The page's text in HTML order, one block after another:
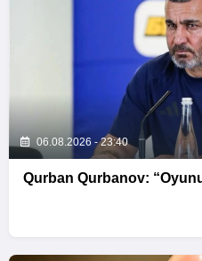
06.08.2026 - 23:40
Qurban Qurbanov: